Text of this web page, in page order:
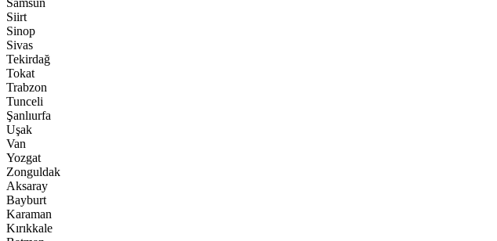
Samsun
Siirt
Sinop
Sivas
Tekirdağ
Tokat
Trabzon
Tunceli
Şanlıurfa
Uşak
Van
Yozgat
Zonguldak
Aksaray
Bayburt
Karaman
Kırıkkale